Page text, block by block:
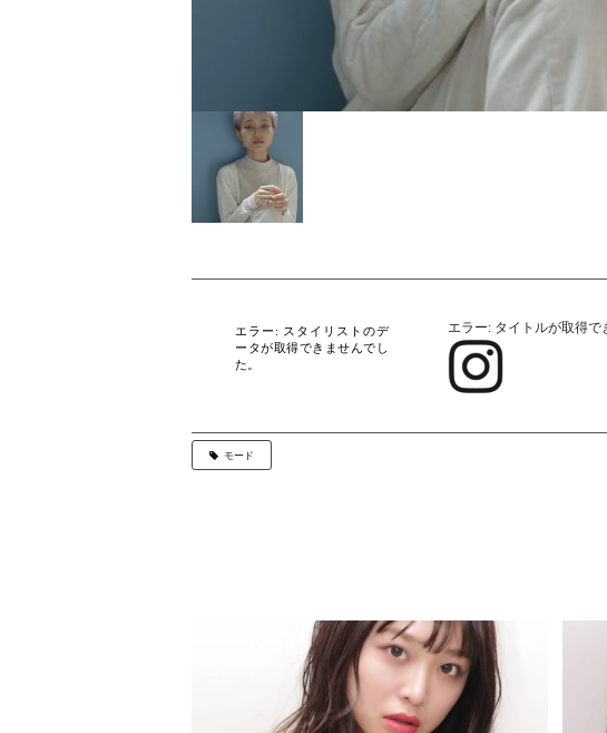
エラー: スタイリストのデ
ータが取得できませんでし
た。
エラー: タイトルが取得で
モード